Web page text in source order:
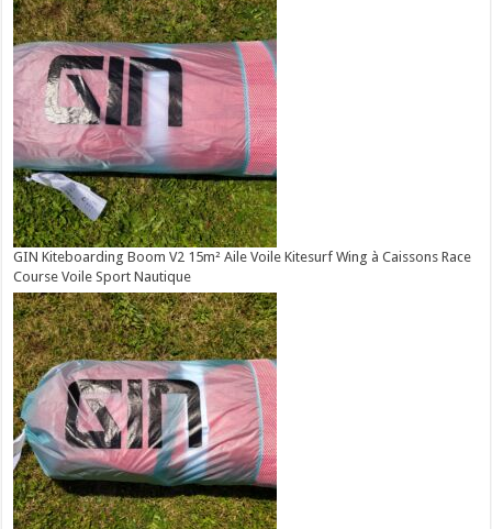
GIN Kiteboarding Boom V2 15m² Aile Voile Kitesurf Wing à Caissons Race
Course Voile Sport Nautique